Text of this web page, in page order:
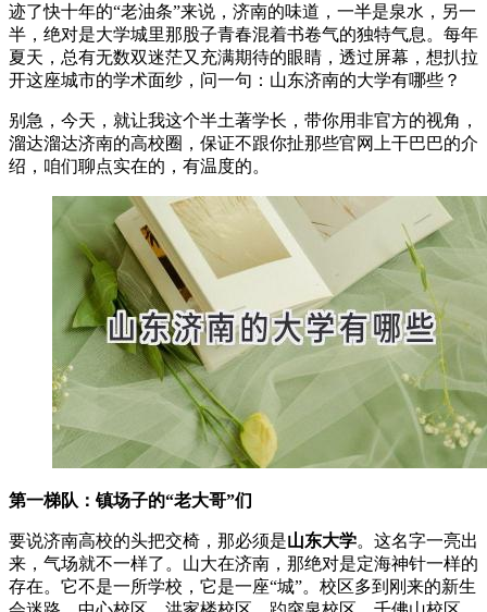
迹了快十年的“老油条”来说，济南的味道，一半是泉水，另一
半，绝对是大学城里那股子青春混着书卷气的独特气息。每年
夏天，总有无数双迷茫又充满期待的眼睛，透过屏幕，想扒拉
开这座城市的学术面纱，问一句：山东济南的大学有哪些？
别急，今天，就让我这个半土著学长，带你用非官方的视角，
溜达溜达济南的高校圈，保证不跟你扯那些官网上干巴巴的介
绍，咱们聊点实在的，有温度的。
第一梯队：镇场子的“老大哥”们
要说济南高校的头把交椅，那必须是山东大学。这名字一亮出
来，气场就不一样了。山大在济南，那绝对是定海神针一样的
存在。它不是一所学校，它是一座“城”。校区多到刚来的新生